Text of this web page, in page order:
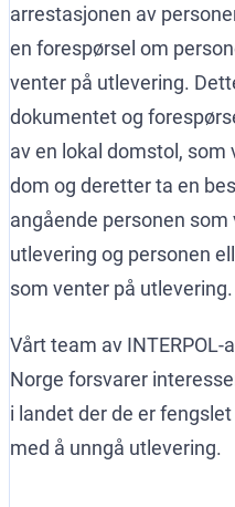
arrestasjonen av
en forespørsel om
venter på utlevering.
dokumentet og
av en lokal domstol, som
dom og deretter ta en
angående personen som
utlevering og personen
som venter på utlevering.
Vårt team av INTERPOL-
Norge forsvarer
i landet der de er
med å unngå utlevering.